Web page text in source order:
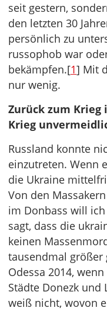
seit gestern,
den letzten 30
persönlich zu
russophob war
bekämpfen.[1] Mit
nur wenig.
Zurück zum Krieg
Krieg
Russland konnte
einzutreten. Wenn
die Ukraine
Von den
im Donbass will
sagt, dass die
keinen
tausendmal größer
Odessa 2014,
Städte Donezk
weiß nicht, wovon